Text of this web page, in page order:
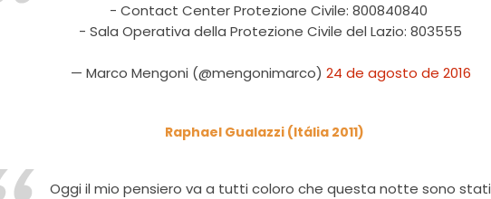
- Contact Center Protezione Civile: 800840840
- Sala Operativa della Protezione Civile del Lazio: 803555
— Marco Mengoni (@mengonimarco) 24 de agosto de 2016
Raphael Gualazzi (Itália 2011)
Oggi il mio pensiero va a tutti coloro che questa notte sono stati